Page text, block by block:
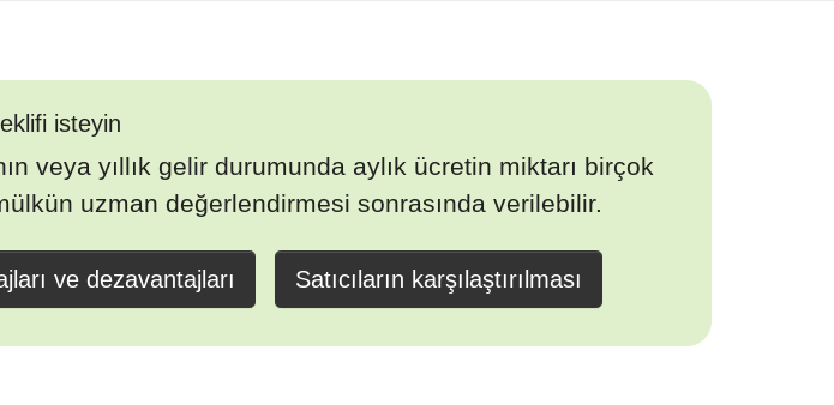
isteyin
veya yıllık gelir durumunda aylık ücretin miktarı birçok
uzman değerlendirmesi sonrasında verilebilir.
ve dezavantajları Satıcıların karşılaştırılması